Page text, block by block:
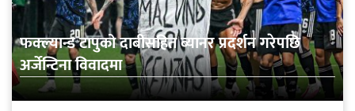
फक्ल्यान्ड टापुको दाबीसहित ब्यानर प्रदर्शन गरेपछि
अर्जेन्टिना विवादमा